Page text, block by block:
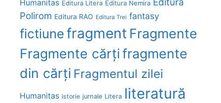
Humanitas Editura Litera Editura Nemira Editura
Polirom Editura RAO Editura Trei fantasy
fictiunefragment Fragmente
Fragmente cărțifragmente
din cărți Fragmentul zilei
Humanitas istorie jurnale Litera literatură